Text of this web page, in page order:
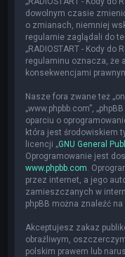
dowolnym czasie
o zmianach, niemniej
regularnie zaglądali do
„RADIOSTART - Kody
regulaminu oznacza, że
konsekwencjami
Nasze fora zwane też
„www.phpbb.com”,
oparciu o
która jest środowiskiem
licencji „GNU General
Oprogramowanie jest
www.phpbb.com .
przez internet, a jego
zamieszczanych w
phpBB można znaleźć
Akceptujesz zakaz
obraźliwym,
polskim prawem lub